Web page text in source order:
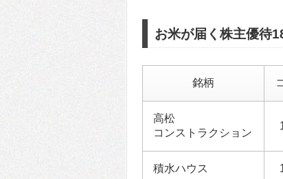
お米が届く株主優待
銘柄
高松
コンストラクション
積水ハウス